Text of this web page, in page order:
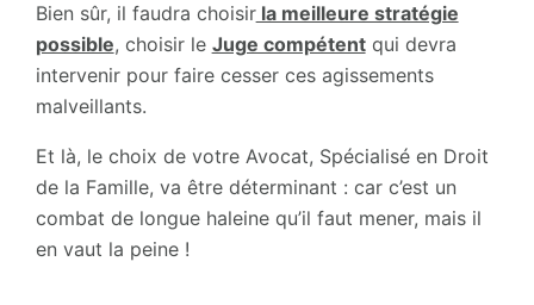
Bien sûr, il faudra choisirla meilleure stratégie
possible, choisir le Juge compétentqui devra
intervenir pour faire cesser ces agissements
malveillants.
Et là, le choix de votre Avocat, Spécialisé en Droit
de la Famille, va être déterminant : car c’est un
combat de longue haleine qu’il faut mener, mais il
en vaut la peine !